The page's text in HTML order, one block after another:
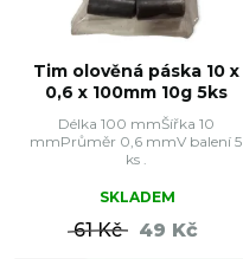
Tim olověná páska 10 x
0,6 x 100mm 10g 5ks
Délka 100 mmŠířka 10
mmPrůměr 0,6 mmV balení 5
ks .
SKLADEM
61 Kč 49 Kč